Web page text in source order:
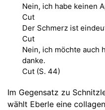
Nein, ich habe keinen
Cut
Der Schmerz ist
Cut
Nein, ich möchte auch
danke.
Cut (S. 44)
Im Gegensatz zu
wählt Eberle eine